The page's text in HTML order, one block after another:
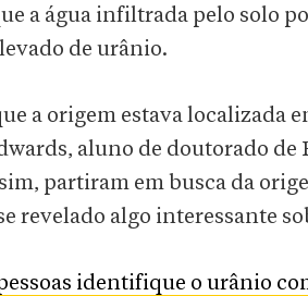
a água infiltrada pelo solo
de urânio.
a origem estava localizada
aluno de doutorado
partiram em busca da
revelado algo interessante
identifique o urânio